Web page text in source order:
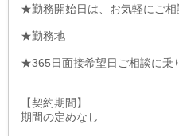
★勤務開始日は、お気軽にご相
★勤務地
★365日面接希望日ご相談に乗
【契約期間】
期間の定めなし